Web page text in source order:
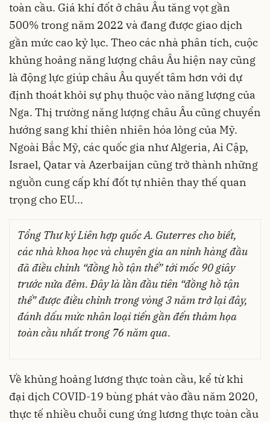
toàn cầu. Giá khí đốt ở châu Âu tăng vọt gần
500% trong năm 2022 và đang được giao dịch
gần mức cao kỷ lục. Theo các nhà phân tích, cuộc
khủng hoảng năng lượng châu Âu hiện nay cũng
là động lực giúp châu Âu quyết tâm hơn với dự
định thoát khỏi sự phụ thuộc vào năng lượng của
Nga. Thị trường năng lượng châu Âu cũng chuyển
hướng sang khí thiên nhiên hóa lỏng của Mỹ.
Ngoài Bắc Mỹ, các quốc gia như Algeria, Ai Cập,
Israel, Qatar và Azerbaijan cũng trở thành những
nguồn cung cấp khí đốt tự nhiên thay thế quan
trọng cho EU...
Tổng Thư ký Liên hợp quốc A. Guterres cho biết,
các nhà khoa học và chuyên gia an ninh hàng đầu
đã điều chỉnh “đồng hồ tận thế” tới mốc 90 giây
trước nửa đêm. Đây là lần đầu tiên “đồng hồ tận
thế” được điều chỉnh trong vòng 3 năm trở lại đây,
đánh dấu mức nhân loại tiến gần đến thảm họa
toàn cầu nhất trong 76 năm qua.
Về khủng hoảng lương thực toàn cầu, kể từ khi
đại dịch COVID-19 bùng phát vào đầu năm 2020,
thực tế nhiều chuỗi cung ứng lương thực toàn cầu